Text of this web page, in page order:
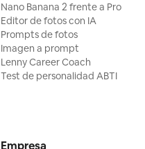
Nano Banana 2 frente a Pro
Editor de fotos con IA
Prompts de fotos
Imagen a prompt
Lenny Career Coach
Test de personalidad ABTI
Empresa